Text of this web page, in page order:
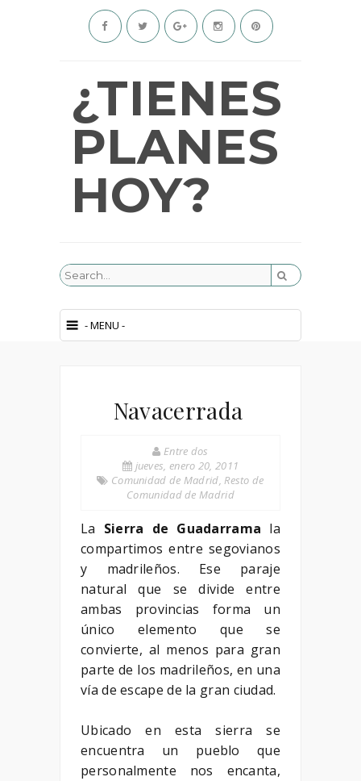
¿TIENES
PLANES
HOY?
Navacerrada
Entre dos
jueves, enero 20, 2011
Comunidad de Madrid,Resto de
Comunidad de Madrid
La Sierra de Guadarrama la
compartimos entre segovianos
y madrileños. Ese paraje
natural que se divide entre
ambas provincias forma un
único elemento que se
convierte, al menos para gran
parte de los madrileños, en una
vía de escape de la gran ciudad.
Ubicado en esta sierra se
encuentra un pueblo que
personalmente nos encanta,